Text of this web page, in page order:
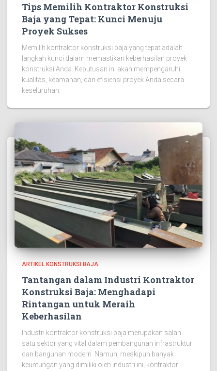
Tips Memilih Kontraktor Konstruksi
Baja yang Tepat: Kunci Menuju
Proyek Sukses
Memilih kontraktor konstruksi baja yang tepat adalah
langkah kunci dalam memastikan keberhasilan proyek
konstruksi Anda. Keputusan ini akan mempengaruhi
kualitas, keamanan, dan efisiensi proyek Anda secara
keseluruhan.
ARTIKEL KONSTRUKSI BAJA
Tantangan dalam Industri Kontraktor
Konstruksi Baja: Menghadapi
Rintangan untuk Meraih
Keberhasilan
Industri kontraktor konstruksi baja merupakan salah
satu sektor yang vital dalam pembangunan infrastruktur
dan bangunan modern. Namun, meskipun banyak
keuntungan yang dimiliki oleh industri ini, kontraktor